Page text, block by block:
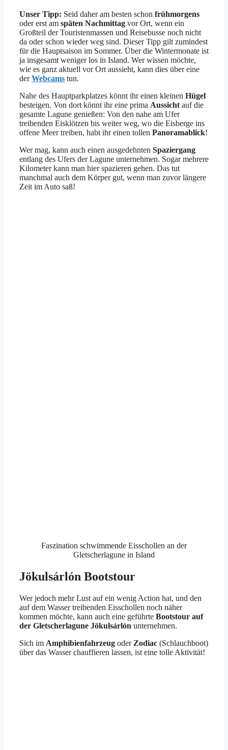
Unser Tipp: Seid daher am besten schon frühmorgens
oder erst am späten Nachmittag vor Ort, wenn ein
Großteil der Touristenmassen und Reisebusse noch nicht
da oder schon wieder weg sind. Dieser Tipp gilt zumindest
für die Hauptsaison im Sommer. Über die Wintermonate ist
ja insgesamt weniger los in Island. Wer wissen möchte,
wie es ganz aktuell vor Ort aussieht, kann dies über eine
derWebcams tun.
Nahe des Hauptparkplatzes könnt ihr einen kleinen Hügel
besteigen. Von dort könnt ihr eine prima Aussicht auf die
gesamte Lagune genießen: Von den nahe am Ufer
treibenden Eisklötzen bis weiter weg, wo die Eisberge ins
offene Meer treiben, habt ihr einen tollen Panoramablick!
Wer mag, kann auch einen ausgedehnten Spaziergang
entlang des Ufers der Lagune unternehmen. Sogar mehrere
Kilometer kann man hier spazieren gehen. Das tut
manchmal auch dem Körper gut, wenn man zuvor längere
Zeit im Auto saß!
Faszination schwimmende Eisschollen an der
Gletscherlagune in Island
Jökulsárlón Bootstour
Wer jedoch mehr Lust auf ein wenig Action hat, und den
auf dem Wasser treibenden Eisschollen noch näher
kommen möchte, kann auch eine geführte Bootstour auf
der Gletscherlagune Jökulsárlón unternehmen.
Sich im Amphibienfahrzeug oder Zodiac (Schlauchboot)
über das Wasser chauffieren lassen, ist eine tolle Aktivität!